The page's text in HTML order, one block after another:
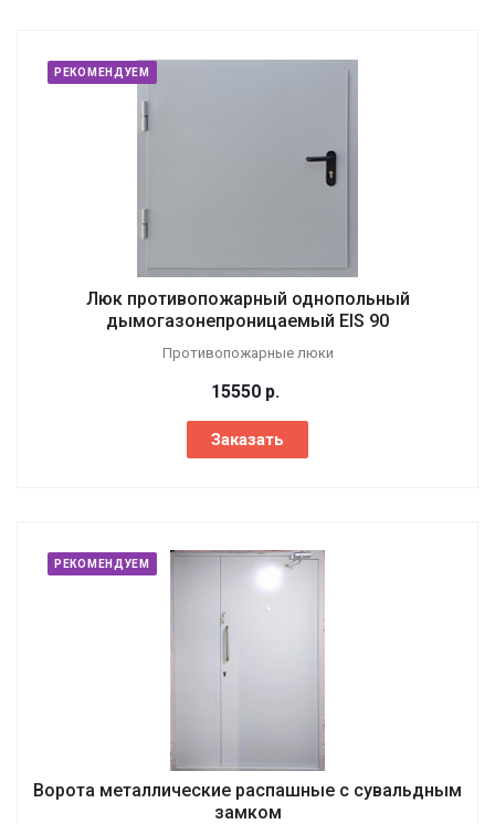
РЕКОМЕНДУЕМ
Люк противопожарный однопольный
дымогазонепроницаемый EIS 90
Противопожарные люки
15550 р.
Заказать
РЕКОМЕНДУЕМ
Ворота металлические распашные с сувальдным
замком